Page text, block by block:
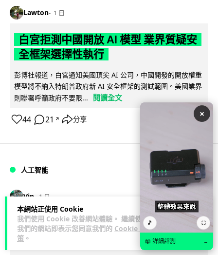
本網站正使用 Cookie
我們使用 Cookie 改善網站體驗。 繼續使用
我們的網站即表示您同意我們的 Cookie 政
策 。
Lawton 1 日
白宮拒測中國開放 AI 模型 業界質疑安
全框架選擇性執行
彭博社報道，白宮通知美國頂尖 AI 公司，中國開發的開放權重
模型將不納入特朗普政府新 AI 安全框架的測試範圍。美國業界
則聯署呼籲政府不要限...
閱讀全文
44 21 ↗ 分享
人工智能
Vin 1 日
地盤偷吸煙難逃高空法眼 勞工處出動熱
感無人機 擬加 AI 人臉識別精準執法
×
🎵 ⛶
📖 詳細評測 →